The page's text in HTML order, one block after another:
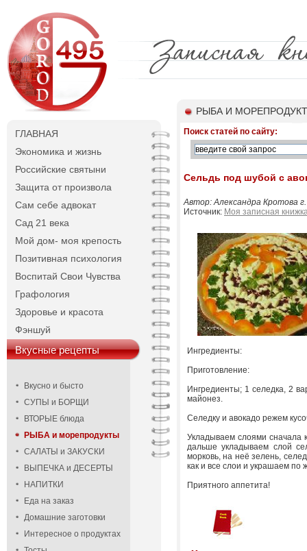
ГЛАВНАЯ
Экономика и жизнь
Российские святыни
Защита от произвола
Сам себе адвокат
Сад 21 века
Мой дом- моя крепость
Позитивная психология
Воспитай Свои Чувства
Графология
Здоровье и красота
Фэншуй
Вкусные рецепты
Вкусно и бысто
СУПЫ и БОРЩИ
ВТОРЫЕ блюда
РЫБА и морепродукты
САЛАТЫ и ЗАКУСКИ
ВЫПЕЧКА и ДЕСЕРТЫ
НАПИТКИ
Еда на заказ
Домашние заготовки
Интересное о продуктах
РЫБА И
Поиск статей по сайту:
Сельдь под шубой с
Автор: Александра Кротова
Источник: Моя записная
Ингредиенты:
Приготовление:
Ингредиенты; 1 селедка, 2
майонез.
Селедку и авокадо режем
Укладываем слоями сначала
дальше укладываем слой
морковь, на неё зелень,
как и все слои и украшаем
Приятного аппетита!